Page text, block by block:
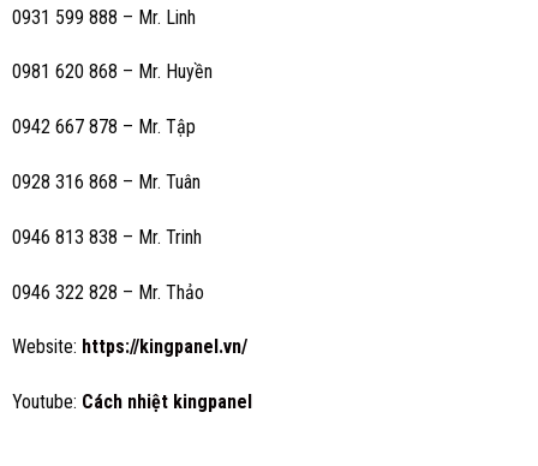
0931 599 888 – Mr. Linh
0981 620 868 – Mr. Huyền
0942 667 878 – Mr. Tập
0928 316 868 – Mr. Tuân
0946 813 838 – Mr. Trinh
0946 322 828 – Mr. Thảo
Website: https://kingpanel.vn/
Youtube: Cách nhiệt kingpanel